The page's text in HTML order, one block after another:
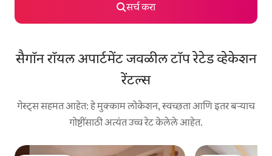
सर्च करा
सैगॉन रॉयल अपार्टमेंट जवळील टॉप रेटेड व्हेकेशन
रेंटल्स
गेस्ट्स सहमत आहेत: हे मुक्काम लोकेशन, स्वच्छता आणि इतर बऱ्याच
गोष्टींसाठी अत्यंत उच्च रेट केलेले आहेत.